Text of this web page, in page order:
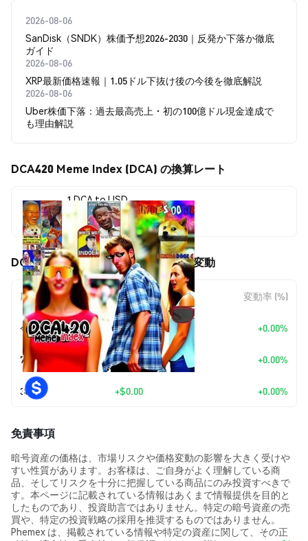
2026-08-06
SanDisk（SNDK）株価予想2026-2030｜反発か下落か徹底
ガイド
2026-08-06
XRP最新価格速報｜1.05ドル下抜け後の今後を徹底解説
2026-08-06
Uber株価下落：過去最高売上・初の100億ドル現金達成で
も理由解説
DCA420 Meme Index (DCA) の換算レート
1 DCA to USD
$0.0000053
DCA420 Meme Index (DCA) の価格変動
期間 金額変動 変動率 (%)
今日 +$0.00 +0.00%
7日 +$0.00 +0.00%
30日 +$0.00 +0.00%
免責事項
暗号資産の価格は、市場リスクや価格変動の影響を大きく受けや
すい性質があります。お客様は、ご自身がよく理解している商
品、そしてリスクを十分に把握している商品にのみ投資すべきで
す。本ページに記載されている情報はあくまで情報提供を目的と
したものであり、投資助言ではありません。特定の暗号資産の売
買や、特定の投資戦略の採用を推奨するものではありません。
Phemex は、掲載されている情報や特定の資産に関して、その正